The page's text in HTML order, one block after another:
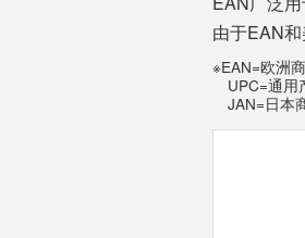
由于EAN
※EAN=欧洲
UPC=通用
JAN=日本